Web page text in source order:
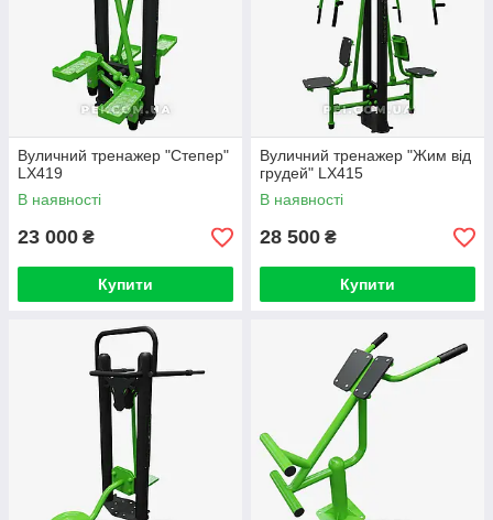
Вуличний тренажер "Степер"
LX419
В наявності
23 000 ₴
Купити
Вуличний тренажер "Жим від
грудей" LX415
В наявності
28 500 ₴
Купити